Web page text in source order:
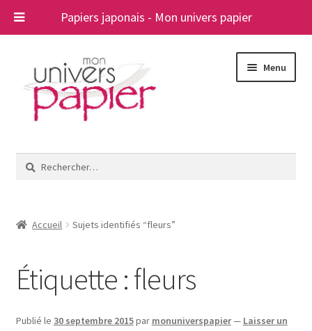
Papiers japonais - Mon univers papier
navigation
contenu
Menu
le
A propos
Rechercher :
Accueil Sujets identifiés “fleurs”
Étiquette :fleurs
Publié le 30 septembre 2015par monuniverspapier— Laisser un